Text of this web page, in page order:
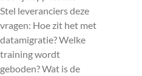
Stel leveranciers deze
vragen: Hoe zit het met
datamigratie? Welke
training wordt
geboden? Wat is de